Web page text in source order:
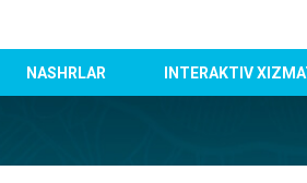
NASHRLAR INTERAKTIV